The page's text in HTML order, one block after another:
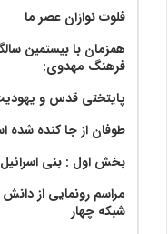
فلوت نوازان عصر ما
همزمان با بیستمین
فرهنگ مهدوی:‌
پایتختی قدس و
طوفان از جا کنده شده
بخش اول : بنی
مراسم رونمایی از
شبکه چهار